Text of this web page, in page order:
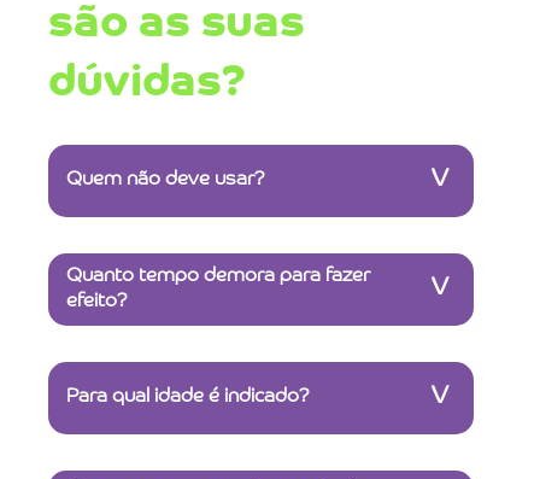
são as suas
dúvidas?
Quem não deve usar? V
Quanto tempo demora para fazer
efeito?
V
Para qual idade é indicado? V